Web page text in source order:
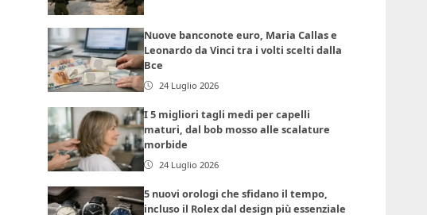
Nuove banconote euro, Maria Callas e
Leonardo da Vinci tra i volti scelti dalla
Bce
24 Luglio 2026
I 5 migliori tagli medi per capelli
maturi, dal bob mosso alle scalature
morbide
24 Luglio 2026
5 nuovi orologi che sfidano il tempo,
incluso il Rolex dal design più essenziale